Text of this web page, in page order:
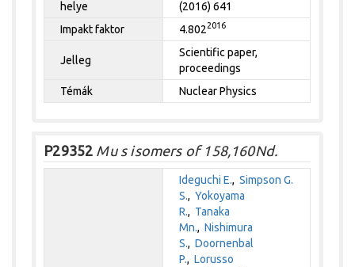
helye
(2016) 641
Impakt faktor
4.8022016
Jelleg
Scientific paper,
proceedings
Témák
Nuclear Physics
P29352 Mu s isomers of 158,160Nd.
Ideguchi E.,Simpson G.
S.,Yokoyama
R., Tanaka
Mn.,Nishimura
S.,Doornenbal
P.,Lorusso